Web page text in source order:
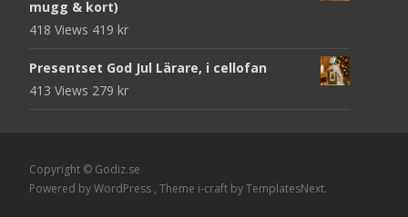
mugg & kort)
418 Views 419 kr
Presentset God Jul Lärare, i cellofan
413 Views 279 kr
Copyright © Godiz.se
Powered by WordPress , Theme i-craft by TemplatesNext.